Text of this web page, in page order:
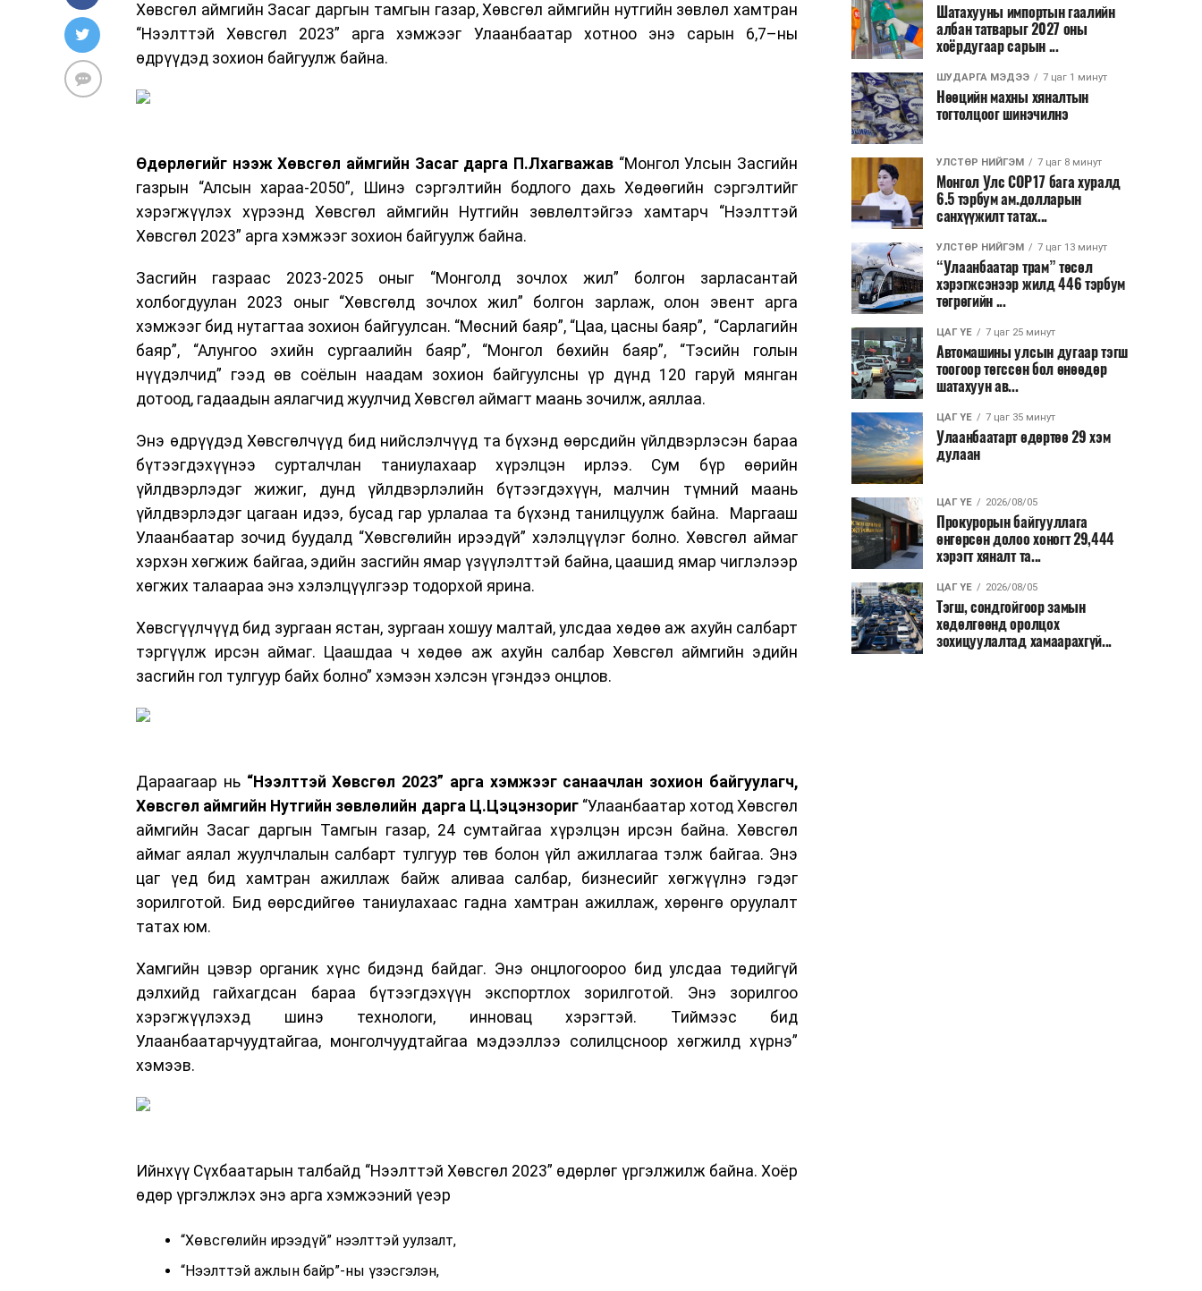
Хөвсгөл аймгийн Засаг даргын тамгын газар, Хөвсгөл аймгийн нутгийн зөвлөл хамтран
“Нээлттэй Хөвсгөл 2023” арга хэмжээг Улаанбаатар хотноо энэ сарын 6,7–ны
өдрүүдэд зохион байгуулж байна.
Өдөрлөгийг нээж Хөвсгөл аймгийн Засаг дарга П.Лхагважав “Монгол Улсын Засгийн
газрын “Алсын хараа-2050”, Шинэ сэргэлтийн бодлого дахь Хөдөөгийн сэргэлтийг
хэрэгжүүлэх хүрээнд Хөвсгөл аймгийн Нутгийн зөвлөлтэйгээ хамтарч “Нээлттэй
Хөвсгөл 2023” арга хэмжээг зохион байгуулж байна.
Засгийн газраас 2023-2025 оныг “Монголд зочлох жил” болгон зарласантай
холбогдуулан 2023 оныг “Хөвсгөлд зочлох жил” болгон зарлаж, олон эвент арга
хэмжээг бид нутагтаа зохион байгуулсан. “Мөсний баяр”, “Цаа, цасны баяр”, “Сарлагийн
баяр”, “Алунгоо эхийн сургаалийн баяр”, “Монгол бөхийн баяр”, “Тэсийн голын
нүүдэлчид” гээд өв соёлын наадам зохион байгуулсны үр дүнд 120 гаруй мянган
дотоод, гадаадын аялагчид жуулчид Хөвсгөл аймагт маань зочилж, аяллаа.
Энэ өдрүүдэд Хөвсгөлчүүд бид нийслэлчүүд та бүхэнд өөрсдийн үйлдвэрлэсэн бараа
бүтээгдэхүүнээ сурталчлан таниулахаар хүрэлцэн ирлээ. Сум бүр өөрийн
үйлдвэрлэдэг жижиг, дунд үйлдвэрлэлийн бүтээгдэхүүн, малчин түмний маань
үйлдвэрлэдэг цагаан идээ, бусад гар урлалаа та бүхэнд танилцуулж байна. Маргааш
Улаанбаатар зочид буудалд “Хөвсгөлийн ирээдүй” хэлэлцүүлэг болно. Хөвсгөл аймаг
хэрхэн хөгжиж байгаа, эдийн засгийн ямар үзүүлэлттэй байна, цаашид ямар чиглэлээр
хөгжих талаараа энэ хэлэлцүүлгээр тодорхой ярина.
Хөвсгүүлчүүд бид зургаан ястан, зургаан хошуу малтай, улсдаа хөдөө аж ахуйн салбарт
тэргүүлж ирсэн аймаг. Цаашдаа ч хөдөө аж ахуйн салбар Хөвсгөл аймгийн эдийн
засгийн гол тулгуур байх болно” хэмээн хэлсэн үгэндээ онцлов.
Дараагаар нь “Нээлттэй Хөвсгөл 2023” арга хэмжээг санаачлан зохион байгуулагч,
Хөвсгөл аймгийн Нутгийн зөвлөлийн дарга Ц.Цэцэнзориг“Улаанбаатар хотод Хөвсгөл
аймгийн Засаг даргын Тамгын газар, 24 сумтайгаа хүрэлцэн ирсэн байна. Хөвсгөл
аймаг аялал жуулчлалын салбарт тулгуур төв болон үйл ажиллагаа тэлж байгаа. Энэ
цаг үед бид хамтран ажиллаж байж аливаа салбар, бизнесийг хөгжүүлнэ гэдэг
зорилготой. Бид өөрсдийгөө таниулахаас гадна хамтран ажиллаж, хөрөнгө оруулалт
татах юм.
Хамгийн цэвэр органик хүнс бидэнд байдаг. Энэ онцлогоороо бид улсдаа төдийгүй
дэлхийд гайхагдсан бараа бүтээгдэхүүн экспортлох зорилготой. Энэ зорилгоо
хэрэгжүүлэхэд шинэ технологи, инновац хэрэгтэй. Тиймээс бид
Улаанбаатарчуудтайгаа, монголчуудтайгаа мэдээллээ солилцсноор хөгжилд хүрнэ”
хэмээв.
Ийнхүү Сүхбаатарын талбайд “Нээлттэй Хөвсгөл 2023” өдөрлөг үргэлжилж байна. Хоёр
өдөр үргэлжлэх энэ арга хэмжээний үеэр
“Хөвсгөлийн ирээдүй” нээлттэй уулзалт,
“Нээлттэй ажлын байр”-ны үзэсгэлэн,
Шатахууны импортын гаалийн
албан татварыг 2027 оны
хоёрдугаар сарын ...
ШУДАРГА МЭДЭЭ 7 цаг 1 минут
Нөөцийн махны хяналтын
тогтолцоог шинэчилнэ
УЛСТӨР НИЙГЭМ 7 цаг 8 минут
Монгол Улс COP17 бага хуралд
6.5 тэрбум ам.долларын
санхүүжилт татах...
УЛСТӨР НИЙГЭМ 7 цаг 13 минут
“Улаанбаатар трам” төсөл
хэрэгжсэнээр жилд 446 тэрбум
төгрөгийн ...
ЦАГ ҮЕ 7 цаг 25 минут
Автомашины улсын дугаар тэгш
тоогоор төгссөн бол өнөөдөр
шатахуун ав...
ЦАГ ҮЕ 7 цаг 35 минут
Улаанбаатарт өдөртөө 29 хэм
дулаан
ЦАГ ҮЕ 2026/08/05
Прокурорын байгууллага
өнгөрсөн долоо хоногт 29,444
хэрэгт хяналт та...
ЦАГ ҮЕ 2026/08/05
Тэгш, сондгойгоор замын
хөдөлгөөнд оролцох
зохицуулалтад хамаарахгүй...